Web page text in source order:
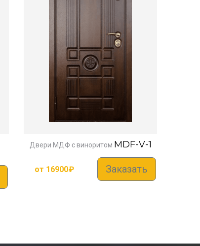
Двери МДФ с виноритом MDF-V-1
от 16900₽ Заказать